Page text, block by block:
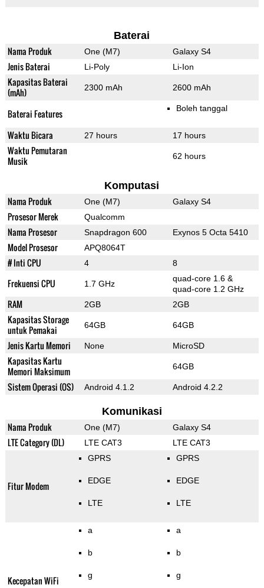
Baterai
Nama Produk One (M7) Galaxy S4
Jenis Baterai Li-Poly Li-Ion
Kapasitas Baterai
(mAh)
2300 mAh 2600 mAh
Baterai Features Boleh tanggal
Waktu Bicara 27 hours 17 hours
Waktu Pemutaran
Musik
62 hours
Komputasi
Nama Produk One (M7) Galaxy S4
Prosesor Merek Qualcomm
Nama Prosesor Snapdragon 600 Exynos 5 Octa 5410
Model Prosesor APQ8064T
# Inti CPU 4 8
Frekuensi CPU 1.7 GHz
quad-core 1.6 &
quad-core 1.2 GHz
RAM 2GB 2GB
Kapasitas Storage
untuk Pemakai
64GB 64GB
Jenis Kartu Memori None MicroSD
Kapasitas Kartu
Memori Maksimum
64GB
Sistem Operasi (OS) Android 4.1.2 Android 4.2.2
Komunikasi
Nama Produk One (M7) Galaxy S4
LTE Category (DL) LTE CAT3 LTE CAT3
Fitur Modem
GPRS
EDGE
LTE
GPRS
EDGE
LTE
Kecepatan WiFi
a
b
g
a
b
g